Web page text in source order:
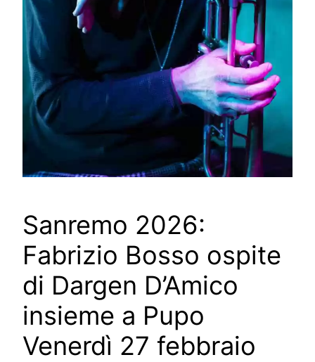
Sanremo 2026:
Fabrizio Bosso ospite
di Dargen D’Amico
insieme a Pupo
Venerdì 27 febbraio